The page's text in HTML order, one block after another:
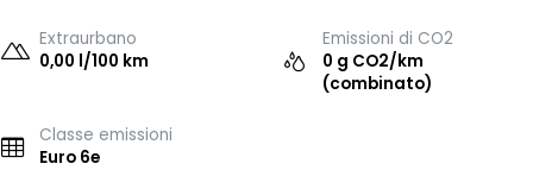
Extraurbano
0,00 l/100 km
Emissioni di CO2
0 g CO2/km
(combinato)
Classe emissioni
Euro 6e